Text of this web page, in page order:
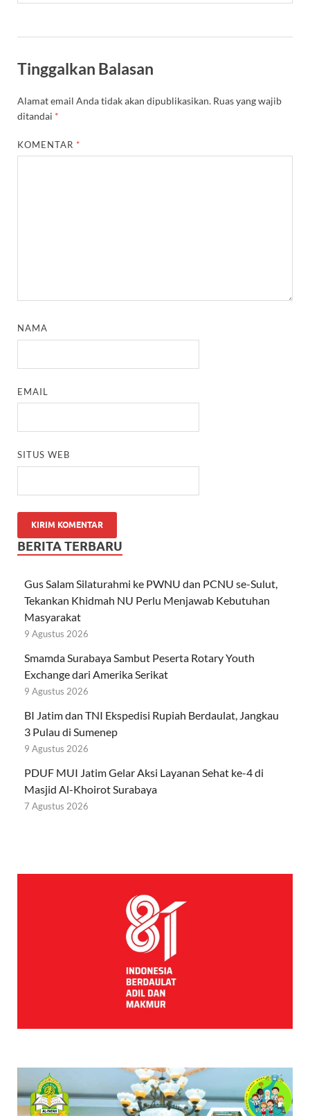
Tinggalkan Balasan
Alamat email Anda tidak akan dipublikasikan. Ruas yang wajib
ditandai *
KOMENTAR *
NAMA
EMAIL
SITUS WEB
BERITA TERBARU
Gus Salam Silaturahmi ke PWNU dan PCNU se-Sulut,
Tekankan Khidmah NU Perlu Menjawab Kebutuhan
Masyarakat
9 Agustus 2026
Smamda Surabaya Sambut Peserta Rotary Youth
Exchange dari Amerika Serikat
9 Agustus 2026
BI Jatim dan TNI Ekspedisi Rupiah Berdaulat, Jangkau
3 Pulau di Sumenep
9 Agustus 2026
PDUF MUI Jatim Gelar Aksi Layanan Sehat ke-4 di
Masjid Al-Khoirot Surabaya
7 Agustus 2026